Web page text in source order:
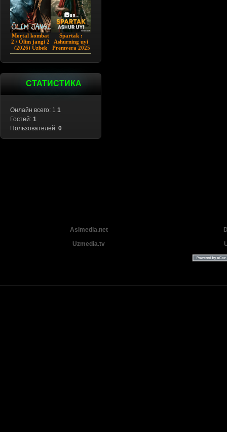
Mortal kombat
2 / Ólim jangi 2
(2026) Uzbek
tilida
Spartak :
Ashurning uyi
Premyera 2025
Barcha qismlar
СТАТИСТИКА
Онлайн всего: 1 1
Гостей: 1
Пользователей: 0
Aslmedia.net
Uzmedia.tv